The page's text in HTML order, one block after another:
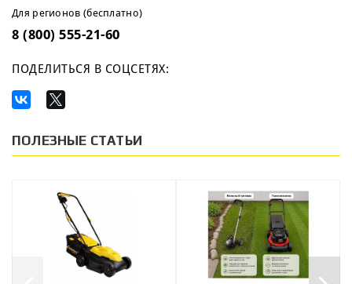
Для регионов (бесплатно)
8 (800) 555-21-60
ПОДЕЛИТЬСЯ В СОЦСЕТЯХ:
ПОЛЕЗНЫЕ СТАТЬИ